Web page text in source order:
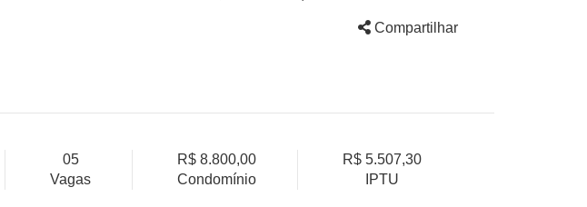
Compartilhar
05
Vagas
R$ 8.800,00
Condomínio
R$ 5.507,30
IPTU